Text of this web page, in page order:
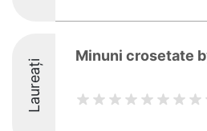
Laureați
Minuni crosetate